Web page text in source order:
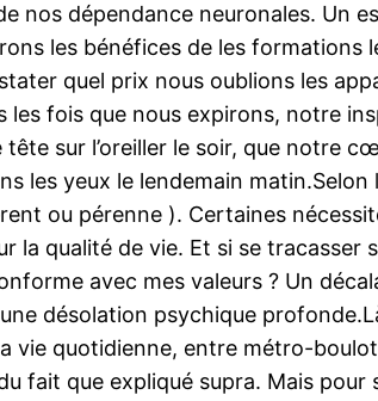
nos dépendance neuronales. Un
les bénéfices de les
quel prix nous oublions les
les fois que nous expirons, notre
sur l’oreiller le soir, que notre
les yeux le lendemain
ou pérenne ). Certaines
la qualité de vie. Et si se
avec mes valeurs ? Un
désolation psychique
vie quotidienne, entre métro-
fait que expliqué supra. Mais